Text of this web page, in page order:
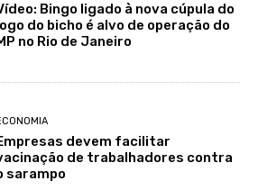
Bingo ligado à nova cúpula do
do bicho é alvo de operação do
no Rio de Janeiro
devem facilitar
de trabalhadores contra
sarampo